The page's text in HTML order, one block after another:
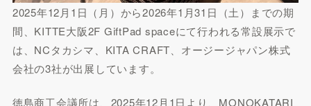
2025年12月1日（月）から2026年1月31日（土）までの期
間、KITTE大阪2F GiftPad spaceにて行われる常設展示で
は、NCタカシマ、KITA CRAFT、オージージャパン株式
会社の3社が出展しています。
徳島商工会議所は、2025年12月1日より、MONOKATARI